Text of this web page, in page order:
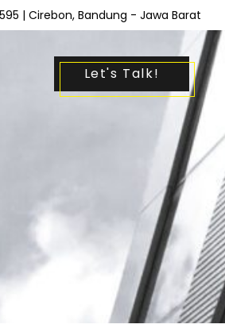
| Cirebon, Bandung - Jawa Barat
Let's Talk!